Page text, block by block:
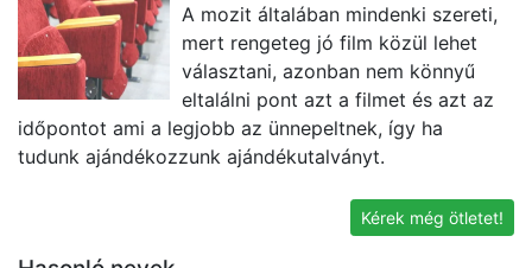
A mozit általában mindenki szereti,
mert rengeteg jó film közül lehet
választani, azonban nem könnyű
eltalálni pont azt a filmet és azt az
időpontot ami a legjobb az ünnepeltnek, így ha
tudunk ajándékozzunk ajándékutalványt.
Kérek még ötletet!